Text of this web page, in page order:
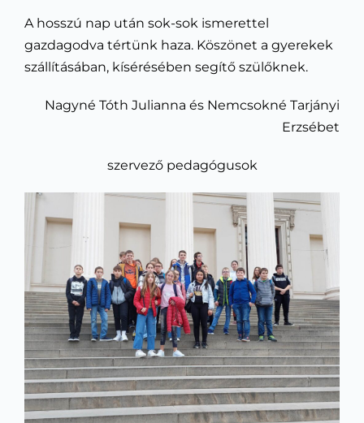
A hosszú nap után sok-sok ismerettel
gazdagodva tértünk haza. Köszönet a gyerekek
szállításában, kísérésében segítő szülőknek.
Nagyné Tóth Julianna és Nemcsokné Tarjányi
Erzsébet
szervező pedagógusok